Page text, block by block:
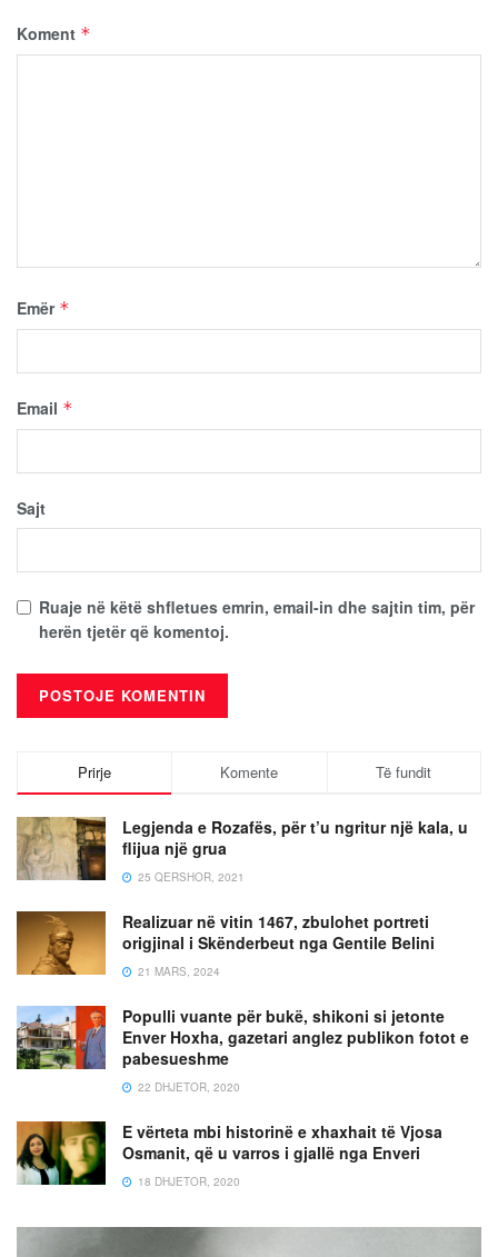
Koment *
Emër *
Email *
Sajt
Ruaje në këtë shfletues emrin, email-in dhe sajtin tim, për
herën tjetër që komentoj.
Prirje Komente Të fundit
Legjenda e Rozafës, për t’u ngritur një kala, u
flijua një grua
25 QERSHOR, 2021
Realizuar në vitin 1467, zbulohet portreti
origjinal i Skënderbeut nga Gentile Belini
21 MARS, 2024
Populli vuante për bukë, shikoni si jetonte
Enver Hoxha, gazetari anglez publikon fotot e
pabesueshme
22 DHJETOR, 2020
E vërteta mbi historinë e xhaxhait të Vjosa
Osmanit, që u varros i gjallë nga Enveri
18 DHJETOR, 2020